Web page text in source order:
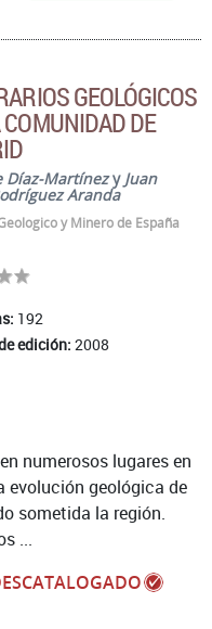
GEOLÓGICOS
DE
Díaz-Martínezy Juan
Aranda
y Minero de España
192
edición: 2008
numerosos lugares en
evolución geológica de
sometida la región.
...